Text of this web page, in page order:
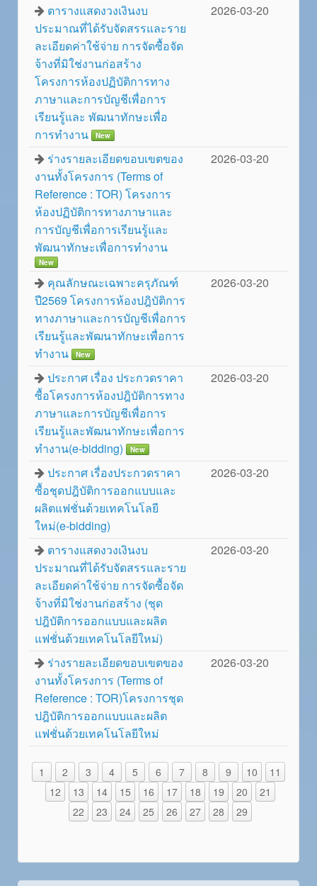
ตารางแสดงวงเงินงบ
ประมาณที่ได้รับจัดสรรและราย
ละเอียดค่าใช้จ่าย การจัดซื้อจัด
จ้างที่มิใช่งานก่อสร้าง
โครงการห้องปฏิบัติการทาง
ภาษาและการบัญชีเพื่อการ
เรียนรู้และ พัฒนาทักษะเพื่อ
การทำงาน
New
2026-03-20
ร่างรายละเอียดขอบเขตของ
งานทั้งโครงการ (Terms of
Reference : TOR) โครงการ
ห้องปฏิบัติการทางภาษาและ
การบัญชีเพื่อการเรียนรู้และ
พัฒนาทักษะเพื่อการทำงาน
New
2026-03-20
คุณลักษณะเฉพาะครุภัณฑ์
ปี2569 โครงการห้องปฎิบัติการ
ทางภาษาและการบัญชีเพื่อการ
เรียนรู้และพัฒนาทักษะเพื่อการ
ทำงาน
New
2026-03-20
ประกาศ เรื่อง ประกวดราคา
ซื้อโครงการห้องปฎิบัติการทาง
ภาษาและการบัญชีเพื่อการ
เรียนรู้และพัฒนาทักษะเพื่อการ
ทำงาน(e-bidding)
New
2026-03-20
ประกาศ เรื่องประกวดราคา
ซื้อชุดปฎิบัติการออกแบบและ
ผลิตแฟชั่นด้วยเทคโนโลยี
ใหม่(e-bidding)
2026-03-20
ตารางแสดงวงเงินงบ
ประมาณที่ได้รับจัดสรรและราย
ละเอียดค่าใช้จ่าย การจัดซื้อจัด
จ้างที่มิใช่งานก่อสร้าง (ชุด
ปฎิบัติการออกแบบและผลิต
แฟชั่นด้วยเทคโนโลยีใหม่)
2026-03-20
ร่างรายละเอียดขอบเขตของ
งานทั้งโครงการ (Terms of
Reference : TOR)โครงการชุด
ปฎิบัติการออกแบบและผลิต
แฟชั่นด้วยเทคโนโลยีใหม่
2026-03-20
1 2 3 4 5 6 7 8 9 10
11
12
13 14 15 16 17 18 19 20
21
22
23 24 25 26 27 28 29